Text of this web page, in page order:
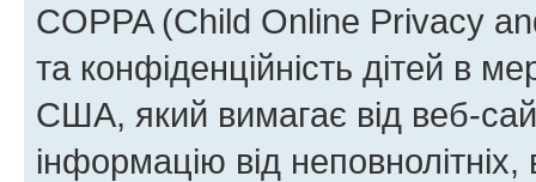
COPPA (Child Online Privacy
та конфіденційність дітей в
США, який вимагає від веб-
інформацію від